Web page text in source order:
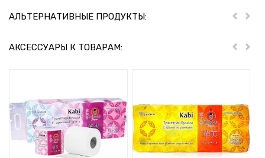
АЛЬТЕРНАТИВНЫЕ ПРОДУКТЫ: Пред
АКСЕССУАРЫ К ТОВАРАМ: Пред